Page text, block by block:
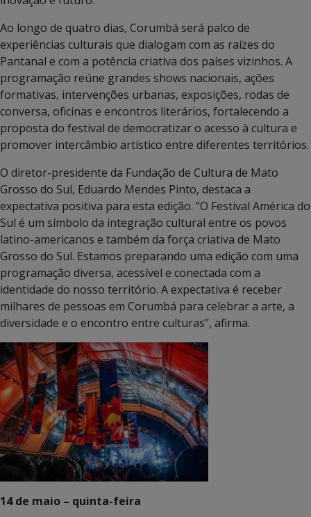
Ao longo de quatro dias, Corumbá será palco de
experiências culturais que dialogam com as raízes do
Pantanal e com a potência criativa dos países vizinhos. A
programação reúne grandes shows nacionais, ações
formativas, intervenções urbanas, exposições, rodas de
conversa, oficinas e encontros literários, fortalecendo a
proposta do festival de democratizar o acesso à cultura e
promover intercâmbio artístico entre diferentes territórios.
O diretor-presidente da Fundação de Cultura de Mato
Grosso do Sul, Eduardo Mendes Pinto, destaca a
expectativa positiva para esta edição. “O Festival América do
Sul é um símbolo da integração cultural entre os povos
latino-americanos e também da força criativa de Mato
Grosso do Sul. Estamos preparando uma edição com uma
programação diversa, acessível e conectada com a
identidade do nosso território. A expectativa é receber
milhares de pessoas em Corumbá para celebrar a arte, a
diversidade e o encontro entre culturas”, afirma.
14 de maio – quinta-feira